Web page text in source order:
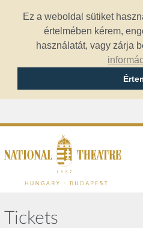
Ez a weboldal sütiket
értelmében kérem,
használatát, vagy zárja
Tickets